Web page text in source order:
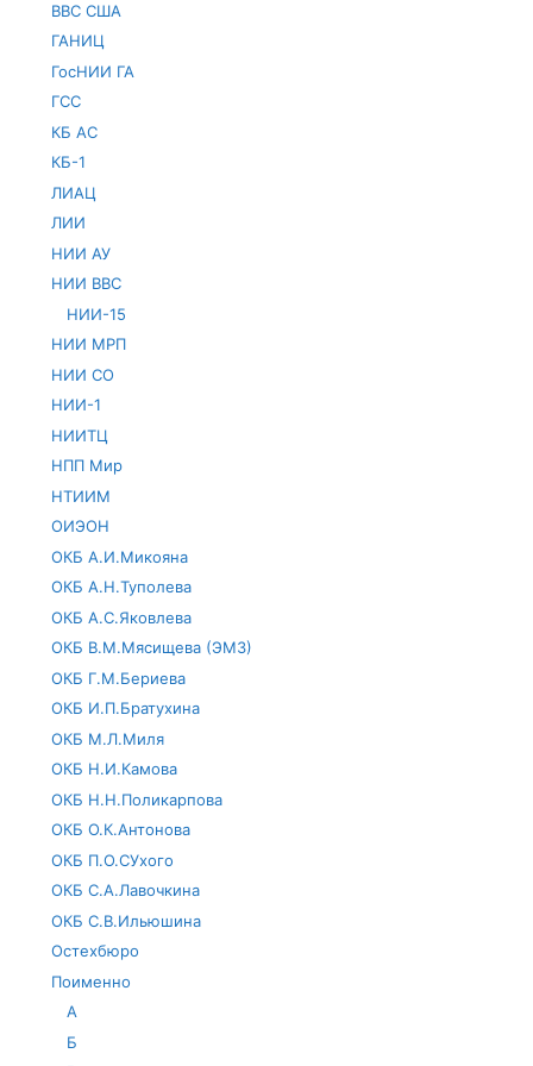
ВВС США
ГАНИЦ
ГосНИИ ГА
ГСС
КБ АС
КБ-1
ЛИАЦ
ЛИИ
НИИ АУ
НИИ ВВС
НИИ-15
НИИ МРП
НИИ СО
НИИ-1
НИИТЦ
НПП Мир
НТИИМ
ОИЭОН
ОКБ А.И.Микояна
ОКБ А.Н.Туполева
ОКБ А.С.Яковлева
ОКБ В.М.Мясищева (ЭМЗ)
ОКБ Г.М.Бериева
ОКБ И.П.Братухина
ОКБ М.Л.Миля
ОКБ Н.И.Камова
ОКБ Н.Н.Поликарпова
ОКБ О.К.Антонова
ОКБ П.О.СУхого
ОКБ С.А.Лавочкина
ОКБ С.В.Ильюшина
Остехбюро
Поименно
А
Б